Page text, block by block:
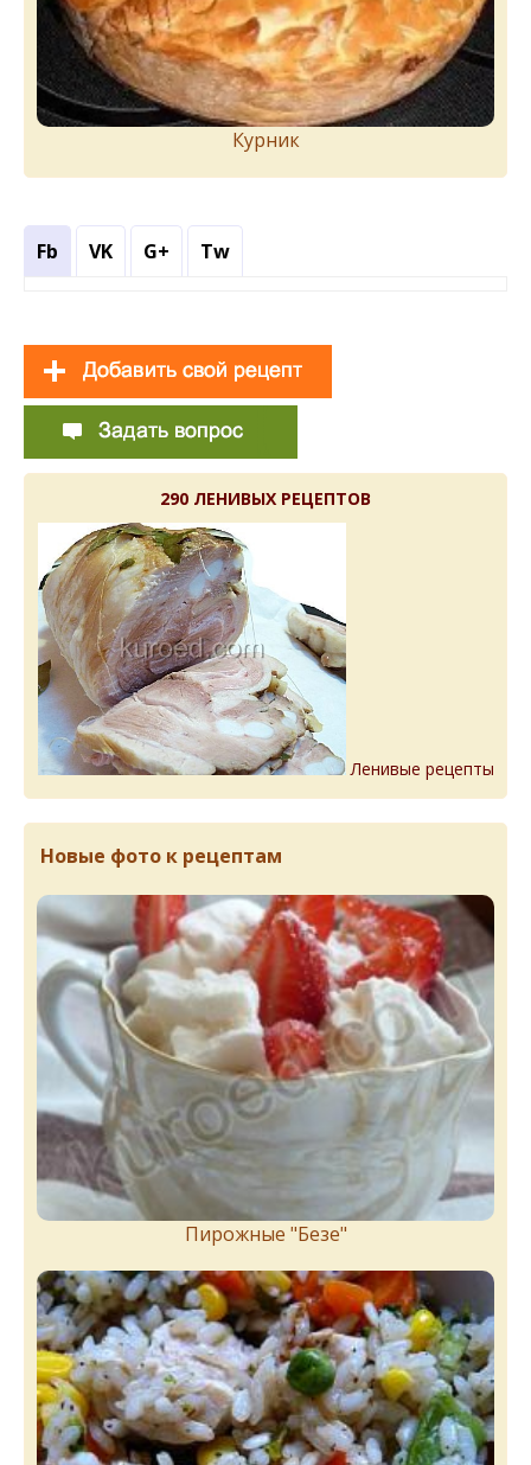
Курник
Fb VK G+ Tw
290 ЛЕНИВЫХ РЕЦЕПТОВ
Ленивые рецепты
Новые фото к рецептам
Пирожныe "Бeзe"